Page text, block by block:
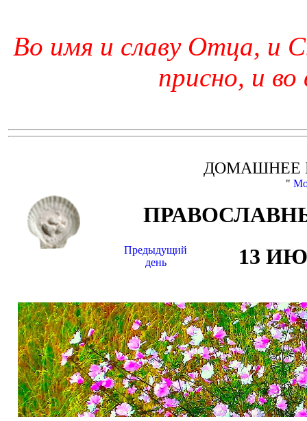
Во имя и славу Отца, и
присно, и во
ДОМАШНЕЕ
"
Предыдущий
день
13